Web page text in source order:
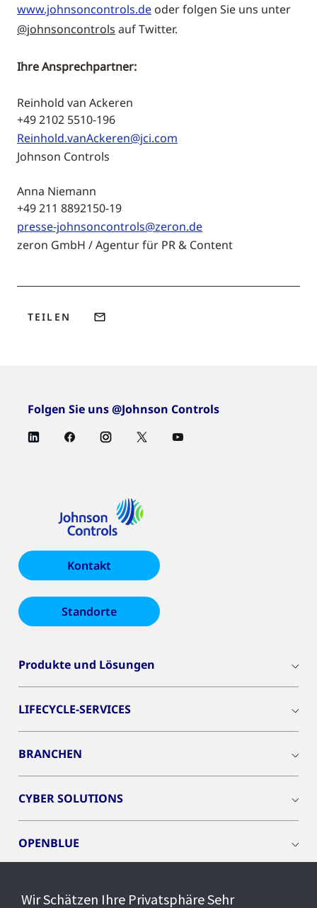
www.johnsoncontrols.de oder folgen Sie uns unter
@johnsoncontrols auf Twitter.
Ihre Ansprechpartner:
Reinhold van Ackeren
+49 2102 5510-196
Reinhold.vanAckeren@jci.com
Johnson Controls
Anna Niemann
+49 211 8892150-19
presse-johnsoncontrols@zeron.de
zeron GmbH / Agentur für PR & Content
TEILEN
Folgen Sie uns @Johnson Controls
Kontakt
Standorte
Produkte und Lösungen
LIFECYCLE-SERVICES
BRANCHEN
CYBER SOLUTIONS
OPENBLUE
Wir Schätzen Ihre Privatsphäre Sehr